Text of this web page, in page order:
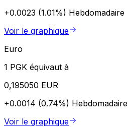
+0.0023 (1.01%) Hebdomadaire
Voir le graphique
Euro
1 PGK équivaut à
0,195050 EUR
+0.0014 (0.74%) Hebdomadaire
Voir le graphique